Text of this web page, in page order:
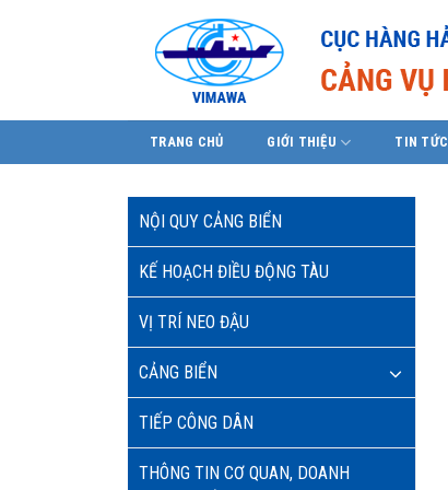
TRANG CHỦ GIỚI THIỆU TIN TỨC
NỘI QUY CẢNG BIỂN
KẾ HOẠCH ĐIỀU ĐỘNG TÀU
VỊ TRÍ NEO ĐẬU
CẢNG BIỂN
TIẾP CÔNG DÂN
THÔNG TIN CƠ QUAN, DOANH